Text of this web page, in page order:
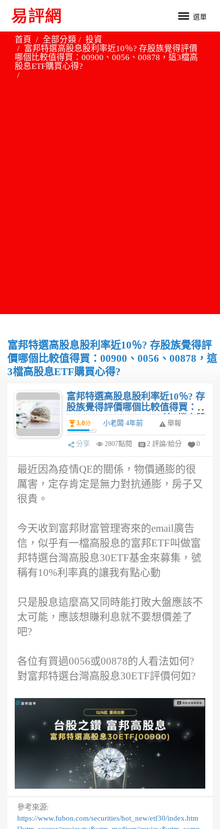
選單
首頁 全部分類
投資
富邦特選高股息股利率近10％? 存股族覺得評價
哪個比較值得買：00900、0056、00878，這3檔高
股息ETF購買心得?
富邦特選高股息股利率近10％? 存股族覺得評
價哪個比較值得買：00900、0056、00878，這
3檔高股息ETF購買心得?
富邦特選高股息股利率近10％? 存
股族覺得評價哪個比較值得買：
00900、0056、00878，這3檔高股
息ETF購買心得?
3.0分 小老闆 4年前 舉報
分享 2807點閱 2 評論/給分 0
最近因為疫情QE的關係，物價通膨的很
厲害，定存肯定是無力對抗通膨，房子又
很貴。
今天收到富邦財富管理寄來的email廣告
信，似乎有一檔高股息的富邦ETF叫做富
邦特選台灣高股息30ETF基金來募集，號
稱有10%利率真的讓我有點心動
只是股息這麼高又同時能打敗大盤應該不
太可能，應該想賺利息就不要想價差了
吧?
各位有買過0056或00878的人看法如何?
對富邦特選台灣高股息30ETF評價何如?
參考來源:
https://www.fubon.com/securities/hot_new/etf30/index.htm